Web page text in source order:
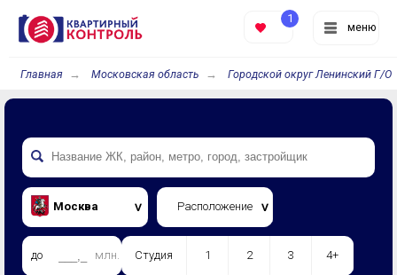
меню
1
Главная Московская область Городской округ Ленинский Г/О
Москва Расположение
до млн. Студия 1 2 3 4+